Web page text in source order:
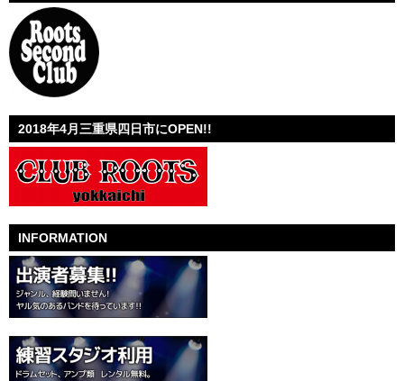
2018年4月三重県四日市にOPEN!!
INFORMATION